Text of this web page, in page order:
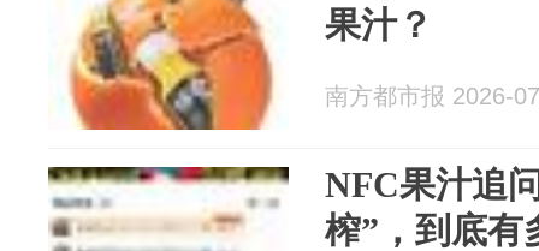
果汁？
南方都市报 2026-
NFC果汁追
榨”，到底有